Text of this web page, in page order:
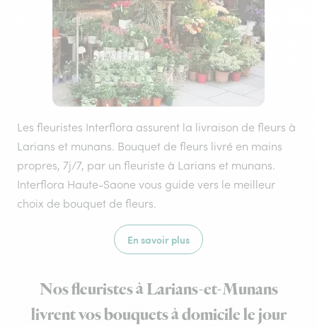
Les fleuristes Interflora assurent la livraison de fleurs à
Larians et munans. Bouquet de fleurs livré en mains
propres, 7j/7, par un fleuriste à Larians et munans.
Interflora Haute-Saone vous guide vers le meilleur
choix de bouquet de fleurs.
En savoir plus
Nos fleuristes à Larians-et-Munans
livrent vos bouquets à domicile le jour